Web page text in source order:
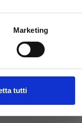
. Puoi
per analizzare il
Marketing
tutti